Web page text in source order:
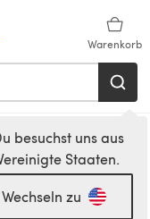
Warenkorb
besuchst uns aus
Staaten.
Wechseln zu
- 8264 -